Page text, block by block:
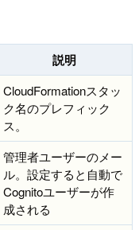
説明
CloudFormationスタッ
ク名のプレフィック
ス。
管理者ユーザーのメー
ル。設定すると自動で
Cognitoユーザーが作
成される